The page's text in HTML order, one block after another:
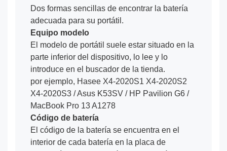
Dos formas sencillas de encontrar la batería
adecuada para su portátil.
Equipo modelo
El modelo de portátil suele estar situado en la
parte inferior del dispositivo, lo lee y lo
introduce en el buscador de la tienda.
por ejemplo, Hasee X4-2020S1 X4-2020S2
X4-2020S3 / Asus K53SV / HP Pavilion G6 /
MacBook Pro 13 A1278
Código de batería
El código de la batería se encuentra en el
interior de cada batería en la placa de